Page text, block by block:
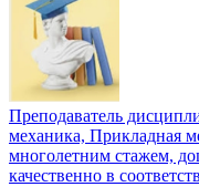
Преподаватель
механика, Прикладная
многолетним стажем,
качественно в